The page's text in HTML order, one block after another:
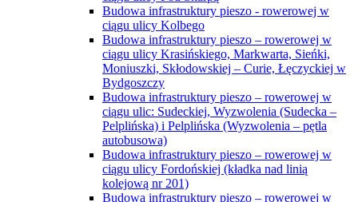
Budowa infrastruktury pieszo - rowerowej w
ciągu ulicy Kolbego
Budowa infrastruktury pieszo – rowerowej w
ciągu ulicy Krasińskiego, Markwarta, Sieńki,
Moniuszki, Skłodowskiej – Curie, Łęczyckiej w
Bydgoszczy
Budowa infrastruktury pieszo – rowerowej w
ciągu ulic: Sudeckiej, Wyzwolenia (Sudecka –
Pelplińska) i Pelplińska (Wyzwolenia – pętla
autobusowa)
Budowa infrastruktury pieszo – rowerowej w
ciągu ulicy Fordońskiej (kładka nad linią
kolejową nr 201)
Budowa infrastruktury pieszo – rowerowej w